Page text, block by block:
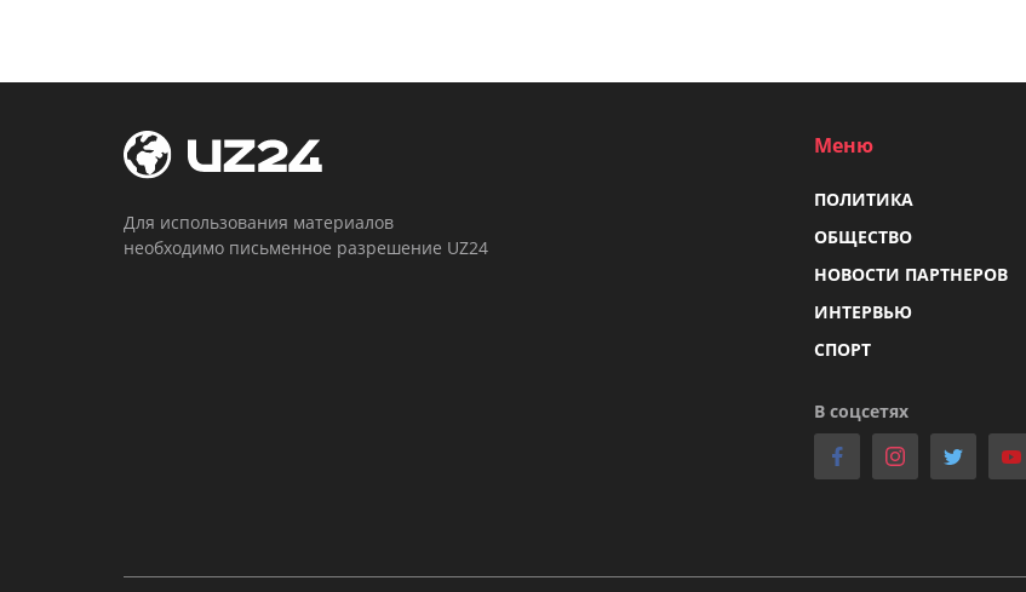
Для использования материалов
необходимо письменное разрешение UZ24
Меню
ПОЛИТИКА
ОБЩЕСТВО
НОВОСТИ ПАРТНЕРОВ
ИНТЕРВЬЮ
СПОРТ
В соцсетях